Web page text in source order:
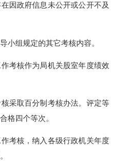
政府信息未公开或公开不及
组规定的其它考核内容。
考核作为局机关股室年度绩效
取百分制考核办法。 评定等
格四个等次。
考核，纳入各级行政机关年度